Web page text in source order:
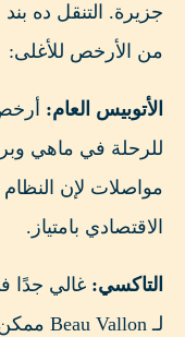
جزيرة. التنقل ده
من الأرخص للأغلى:
الأتوبيس العام:
للرحلة في ماهي
مواصلات لإن
الاقتصادي بامتياز.
التاكسي: غالي جدًا